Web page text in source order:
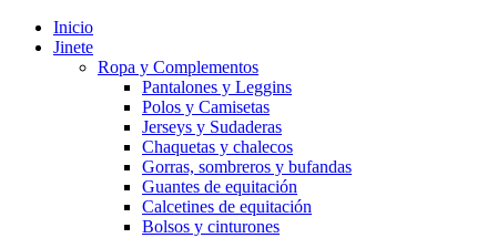
Inicio
Jinete
Ropa y Complementos
Pantalones y Leggins
Polos y Camisetas
Jerseys y Sudaderas
Chaquetas y chalecos
Gorras, sombreros y bufandas
Guantes de equitación
Calcetines de equitación
Bolsos y cinturones